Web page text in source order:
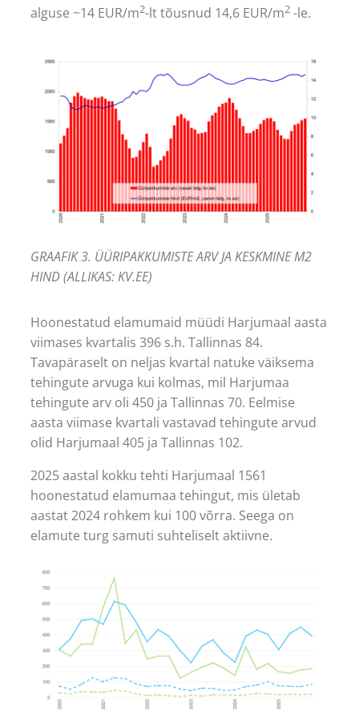
alguse ~14 EUR/m2-lt tõusnud 14,6 EUR/m2 -le.
GRAAFIK 3. ÜÜRIPAKKUMISTE ARV JA KESKMINE M2
HIND (ALLIKAS: KV.EE)
Hoonestatud elamumaid müüdi Harjumaal aasta
viimases kvartalis 396 s.h. Tallinnas 84.
Tavapäraselt on neljas kvartal natuke väiksema
tehingute arvuga kui kolmas, mil Harjumaa
tehingute arv oli 450 ja Tallinnas 70. Eelmise
aasta viimase kvartali vastavad tehingute arvud
olid Harjumaal 405 ja Tallinnas 102.
2025 aastal kokku tehti Harjumaal 1561
hoonestatud elamumaa tehingut, mis ületab
aastat 2024 rohkem kui 100 võrra. Seega on
elamute turg samuti suhteliselt aktiivne.